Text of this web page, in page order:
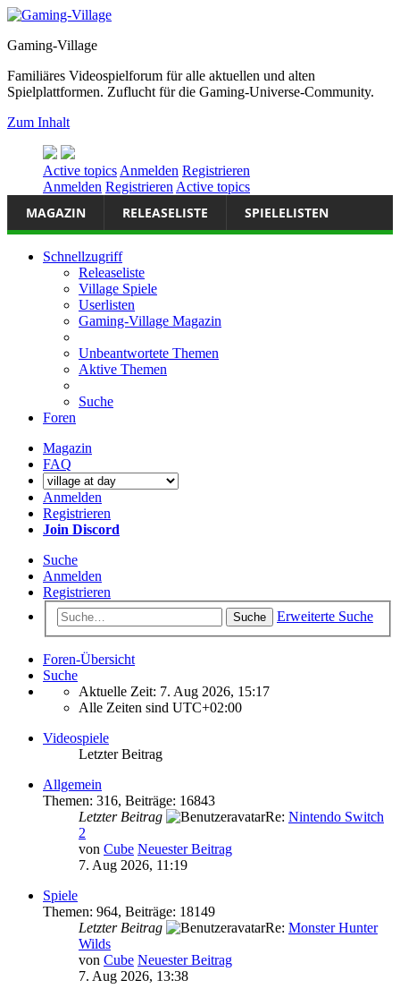
Gaming-Village
Familiäres Videospielforum für alle aktuellen und alten
Spielplattformen. Zuflucht für die Gaming-Universe-Community.
Zum Inhalt
Active topics Anmelden Registrieren
Anmelden Registrieren Active topics
MAGAZIN RELEASELISTE SPIELELISTEN
Schnellzugriff
Releaseliste
Village Spiele
Userlisten
Gaming-Village Magazin
Unbeantwortete Themen
Aktive Themen
Suche
Foren
Magazin
FAQ
Anmelden
Registrieren
Join Discord
Suche
Anmelden
Registrieren
Suche Erweiterte Suche
Foren-Übersicht
Suche
Aktuelle Zeit: 7. Aug 2026, 15:17
Alle Zeiten sind UTC+02:00
Videospiele
Letzter Beitrag
Allgemein
Themen: 316, Beiträge: 16843
Letzter Beitrag
Re: Nintendo Switch
2
von Cube Neuester Beitrag
7. Aug 2026, 11:19
Spiele
Themen: 964, Beiträge: 18149
Letzter Beitrag
Re: Monster Hunter
Wilds
von Cube Neuester Beitrag
7. Aug 2026, 13:38